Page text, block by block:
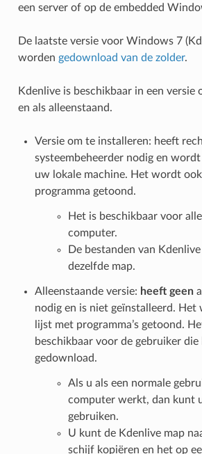
een server of op de embedded
De laatste versie voor Windows 7
worden gedownload van de zolder.
Kdenlive is beschikbaar in een versie
en als alleenstaand.
Versie om te installeren: heeft
systeembeheerder nodig en
uw lokale machine. Het wordt ook
programma getoond.
Het is beschikbaar voor
computer.
De bestanden van
dezelfde map.
Alleenstaande versie: heeft geen
nodig en is niet geïnstalleerd. Het
lijst met programma’s getoond.
beschikbaar voor de gebruiker
gedownload.
Als u als een normale
computer werkt, dan kunt
gebruiken.
U kunt de Kdenlive map
schijf kopiëren en het op